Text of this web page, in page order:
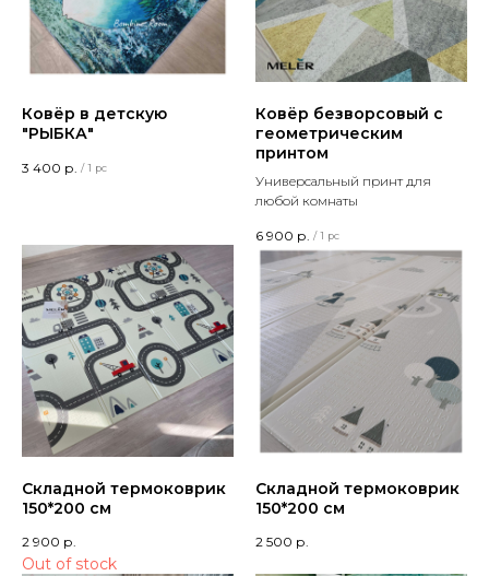
Ковёр в детскую
"РЫБКА"
3 400 р. / 1 pc
Ковёр безворсовый с
геометрическим
принтом
Универсальный принт для
любой комнаты
6 900 р. / 1 pc
Складной термоковрик
150*200 см
2 900 р.
Out of stock
Складной термоковрик
150*200 см
2 500 р.